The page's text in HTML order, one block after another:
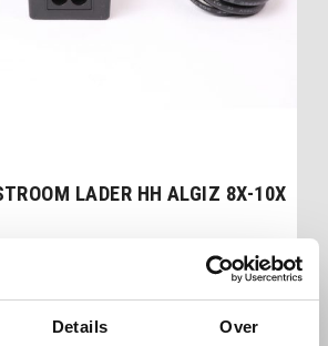
Details Over
LADER HH ALGIZ 8X-10X